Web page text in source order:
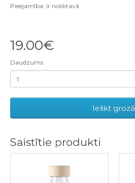
Pieejamība: Ir noliktavā
19.00€
Daudzums
Ielikt grozā
Saistītie produkti